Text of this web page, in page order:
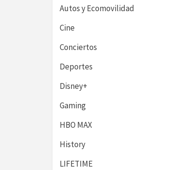
Autos y Ecomovilidad
Cine
Conciertos
Deportes
Disney+
Gaming
HBO MAX
History
LIFETIME